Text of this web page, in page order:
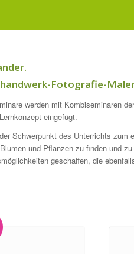
Fotografie-
werden mit Kombiseminaren
eingefügt.
Schwerpunkt des Unterrichts zum
und Pflanzen zu finden und
geschaffen, die